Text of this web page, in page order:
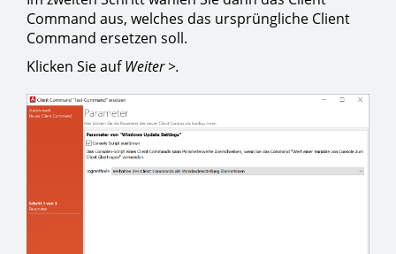
Command aus, welches das ursprüngliche Client
Command ersetzen soll.
Klicken Sie aufWeiter >.